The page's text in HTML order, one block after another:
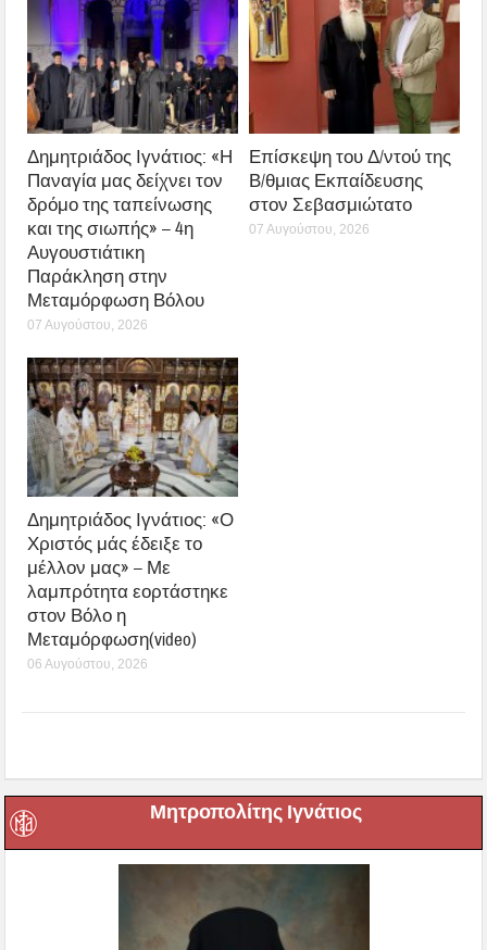
Δημητριάδος Ιγνάτιος: «Η
Παναγία μας δείχνει τον
δρόμο της ταπείνωσης
και της σιωπής» – 4η
Αυγουστιάτικη
Παράκληση στην
Μεταμόρφωση Βόλου
07 Αυγούστου, 2026
Επίσκεψη του Δ/ντού της
Β/θμιας Εκπαίδευσης
στον Σεβασμιώτατο
07 Αυγούστου, 2026
Δημητριάδος Ιγνάτιος: «Ο
Χριστός μάς έδειξε το
μέλλον μας» – Με
λαμπρότητα εορτάστηκε
στον Βόλο η
Μεταμόρφωση(video)
06 Αυγούστου, 2026
Μητροπολίτης Ιγνάτιος